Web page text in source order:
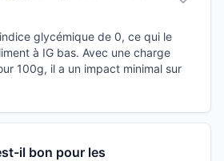
glycémique de 0, ce qui le
à IG bas. Avec une charge
100g, il a un impact minimal sur
il bon pour les